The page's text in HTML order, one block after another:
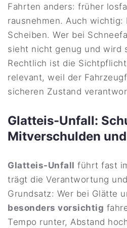
Fahrten anders: früher
rausnehmen. Auch wichtig:
Scheiben. Wer bei
sieht nicht genug und wird
Rechtlich ist die
relevant, weil der
sicheren Zustand
Glatteis-Unfall:
Mitverschulden
Glatteis-Unfall führt fast
trägt die Verantwortung
Grundsatz: Wer bei Glätte
besonders vorsichtig
Tempo runter, Abstand